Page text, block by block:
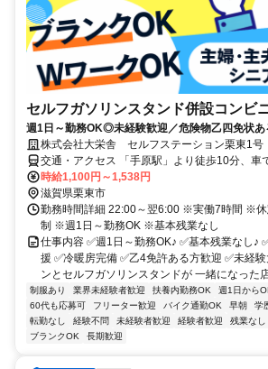
セルフガソリンスタンド併設コンビ
週1日～勤務OK◎未経験歓迎／危険物乙四免状あ
株式会社大栄舎 セルフステーション栗東1号
交通・アクセス 「手原駅」より徒歩10分、
時給1,100円～1,538円
滋賀県栗東市
勤務時間詳細 22:00～翌6:00 ※実働7時間 ※
制 ※週1日～勤務OK ※基本残業なし
仕事内容 ✅週1日～勤務OK♪ ✅基本残業なし♪
援 ✅冷暖房完備 ✅乙4免許ある方歓迎 ✅未経
ンとセルフガソリンスタンドが 一緒になった
制服あり 業界未経験者歓迎 扶養内勤務OK 週1日から
60代も応募可
フリーター歓迎 バイク通勤OK 早朝 学
転勤なし
経験不問 未経験者歓迎 経験者歓迎 残業なし
ブランクOK
長期歓迎